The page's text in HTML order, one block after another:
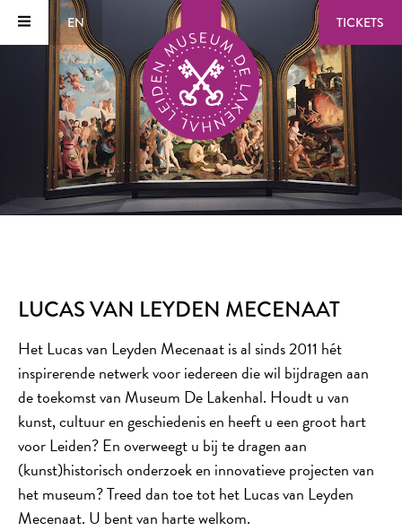
EN TICKETS
LUCAS VAN LEYDEN MECENAAT
Het Lucas van Leyden Mecenaat is al sinds 2011 hét
inspirerende netwerk voor iedereen die wil bijdragen aan
de toekomst van Museum De Lakenhal. Houdt u van
kunst, cultuur en geschiedenis en heeft u een groot hart
voor Leiden? En overweegt u bij te dragen aan
(kunst)historisch onderzoek en innovatieve projecten van
het museum? Treed dan toe tot het Lucas van Leyden
Mecenaat. U bent van harte welkom.